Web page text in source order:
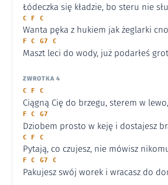
Łódeczka się kładzie, bo steru nie
C F C
Wanta pęka z hukiem jak żeglarki
F C G7 C
Maszt leci do wody, już podarłeś
ZWROTKA 4
C F C
Ciągną Cię do brzegu, sterem w
F C G7
Dziobem prosto w keję i dostajesz
C F C
Pytają, co czujesz, nie mówisz
F C G7 C
Pakujesz swój worek i wracasz do